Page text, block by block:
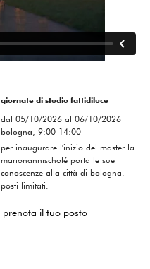
giornate di studio fattidiluce
dal 05/10/2026 al 06/10/2026
bologna, 9:00-14:00
per inaugurare l'inizio del master la
marionannischolé porta le sue
conoscenze alla città di bologna.
posti limitati.
prenota il tuo posto